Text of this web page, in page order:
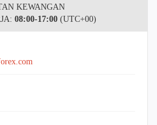
KEWANGAN
08:00-17:00(UTC+00)